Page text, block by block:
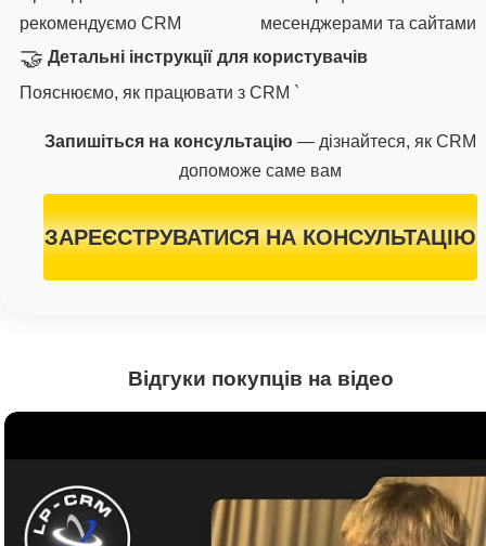
рекомендуємо CRM
месенджерами та сайтами
🤝 Детальні інструкції для користувачів
Пояснюємо, як працювати з CRM `
Запишіться на консультацію — дізнайтеся, як CRM
допоможе саме вам
ЗАРЕЄСТРУВАТИСЯ НА КОНСУЛЬТАЦІЮ
Відгуки покупців на відео